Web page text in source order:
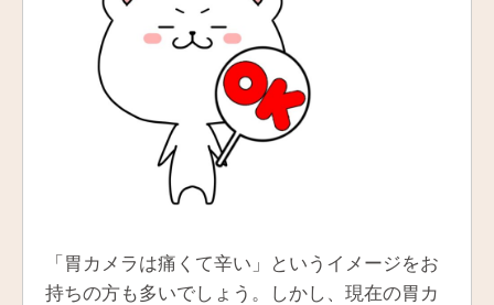
「胃カメラは痛くて辛い」というイメージをお
持ちの方も多いでしょう。しかし、現在の胃カ